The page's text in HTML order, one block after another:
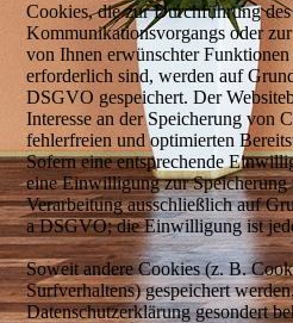
Cookies, die zur Durchführung
Kommunikationsvorgangs oder
von Ihnen erwünschter
erforderlich sind, werden auf
DSGVO gespeichert. Der
Interesse an der Speicherung von
fehlerfreien und optimierten
Sofern eine entsprechende
eine Einwilligung zur
Verarbeitung ausschließlich auf
a DSGVO; die Einwilligung ist
Soweit andere Cookies (z. B.
Surfverhaltens) gespeichert
Datenschutzerklärung gesondert